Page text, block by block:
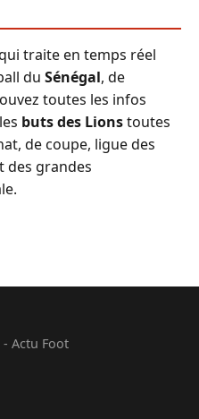
traite en temps réel
du Sénégal, de
toutes les infos
buts des Lionstoutes
de coupe, ligue des
des grandes
Actu Foot